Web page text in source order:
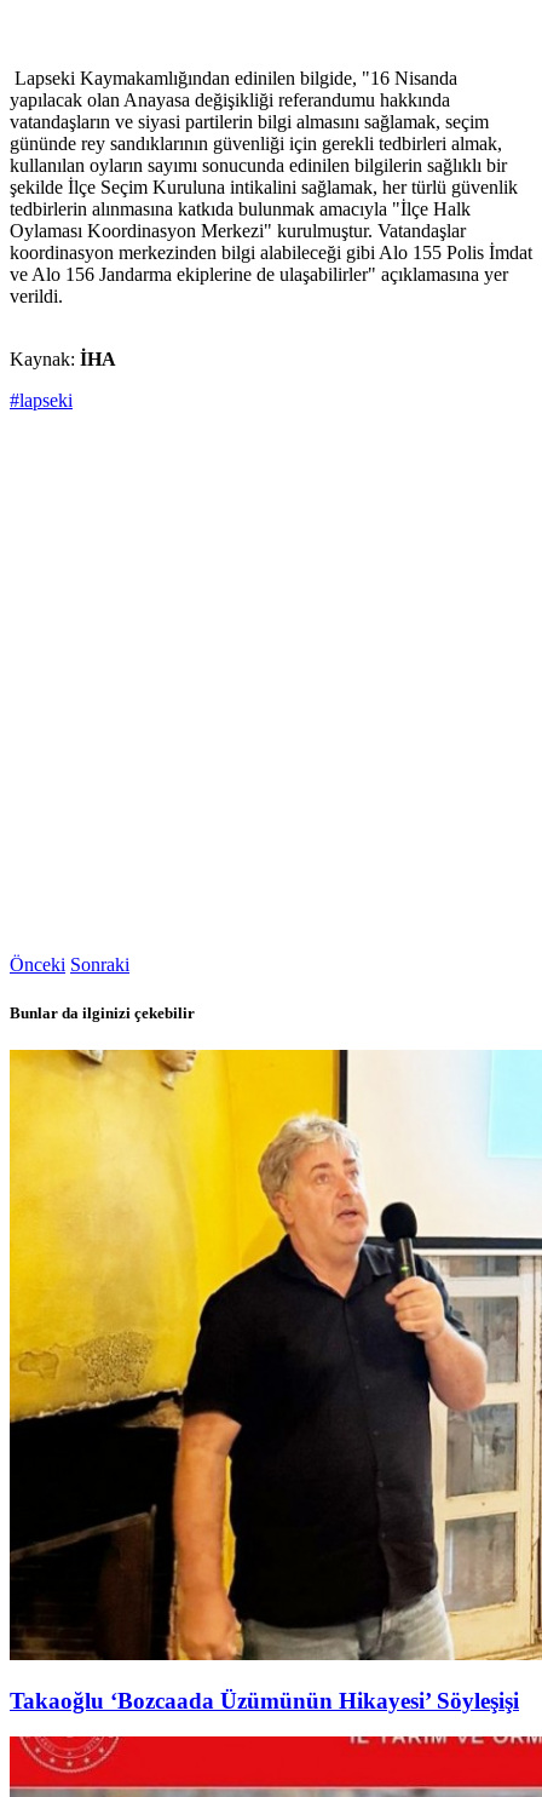
Lapseki Kaymakamlığından edinilen bilgide, "16 Nisanda
yapılacak olan Anayasa değişikliği referandumu hakkında
vatandaşların ve siyasi partilerin bilgi almasını sağlamak, seçim
gününde rey sandıklarının güvenliği için gerekli tedbirleri almak,
kullanılan oyların sayımı sonucunda edinilen bilgilerin sağlıklı bir
şekilde İlçe Seçim Kuruluna intikalini sağlamak, her türlü güvenlik
tedbirlerin alınmasına katkıda bulunmak amacıyla "İlçe Halk
Oylaması Koordinasyon Merkezi" kurulmuştur. Vatandaşlar
koordinasyon merkezinden bilgi alabileceği gibi Alo 155 Polis İmdat
ve Alo 156 Jandarma ekiplerine de ulaşabilirler" açıklamasına yer
verildi.
Kaynak: İHA
#lapseki
Önceki Sonraki
Bunlar da ilginizi çekebilir
Takaoğlu ‘Bozcaada Üzümünün Hikayesi’ Söyleşişi